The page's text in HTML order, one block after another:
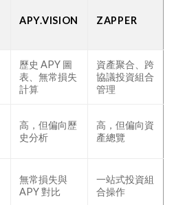
APY.VISION ZAPPER
歷史 APY 圖
表、無常損失
計算
資產聚合、跨
協議投資組合
管理
高，但偏向歷
史分析
高，但偏向資
產總覽
無常損失與
APY 對比
一站式投資組
合操作